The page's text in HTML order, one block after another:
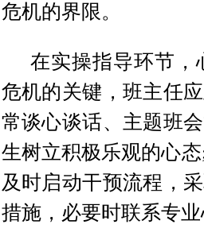
危机的界限。
在实操指导环节，
危机的关键，班主任
常谈心谈话、主题班
生树立积极乐观的心
及时启动干预流程，
措施，必要时联系专